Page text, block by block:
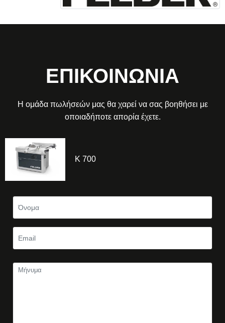
ΕΠΙΚΟΙΝΩΝΙΑ
Η ομάδα πωλήσεών μας θα χαρεί να σας βοηθήσει με
οποιαδήποτε απορία έχετε.
K 700